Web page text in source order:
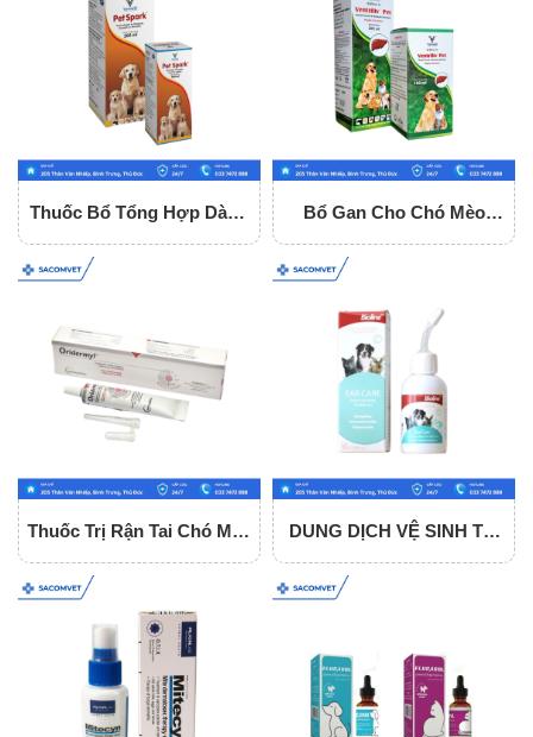
Thuốc Bổ Tổng Hợp Dành
Bổ Gan Cho Chó Mèo
Thuốc Trị Rận Tai Chó Mèo
DUNG DỊCH VỆ SINH TAI
Cho Chó Mèo